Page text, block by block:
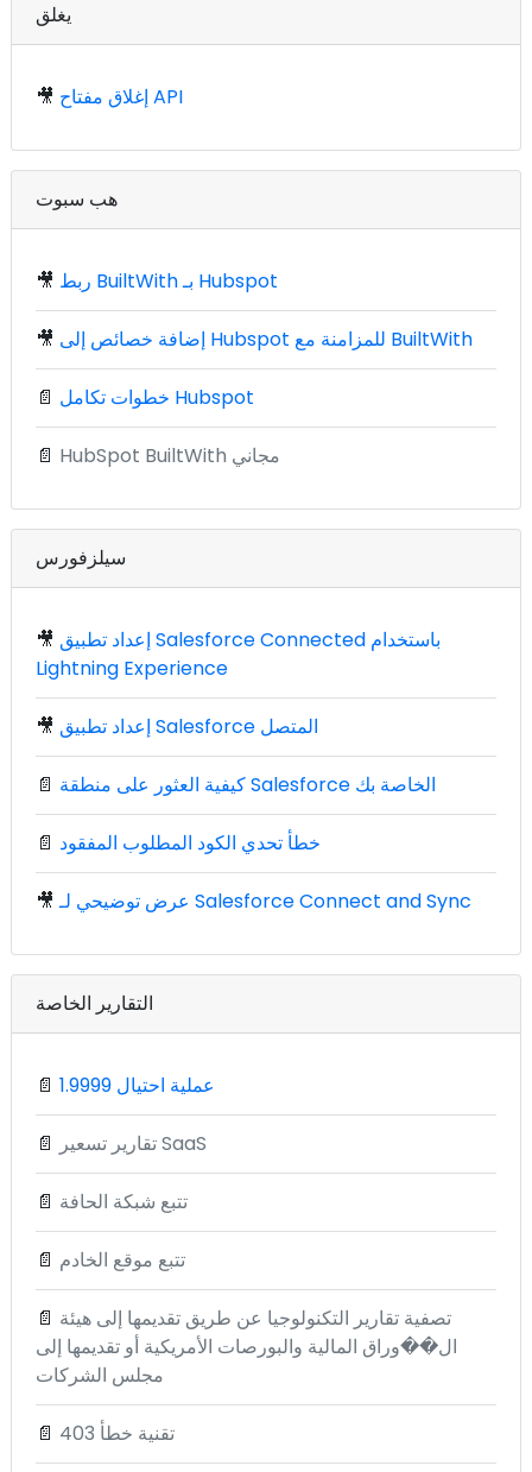
يغلق
🎥 إغلاق مفتاح API
هب سبوت
🎥 ربط BuiltWith بـ Hubspot
🎥 إضافة خصائص إلى Hubspot للمزامنة مع BuiltWith
📄 خطوات تكامل Hubspot
📄 HubSpot BuiltWith مجاني
سيلزفورس
🎥 إعداد تطبيق Salesforce Connected باستخدام
Lightning Experience
🎥 إعداد تطبيق Salesforce المتصل
📄 كيفية العثور على منطقة Salesforce الخاصة بك
📄 خطأ تحدي الكود المطلوب المفقود
🎥 عرض توضيحي لـ Salesforce Connect and Sync
التقارير الخاصة
📄 1.9999 عملية احتيال
📄 تقارير تسعير SaaS
📄 تتبع شبكة الحافة
📄 تتبع موقع الخادم
📄 تصفية تقارير التكنولوجيا عن طريق تقديمها إلى هيئة
ال��وراق المالية والبورصات الأمريكية أو تقديمها إلى
مجلس الشركات
📄 تقنية خطأ 403